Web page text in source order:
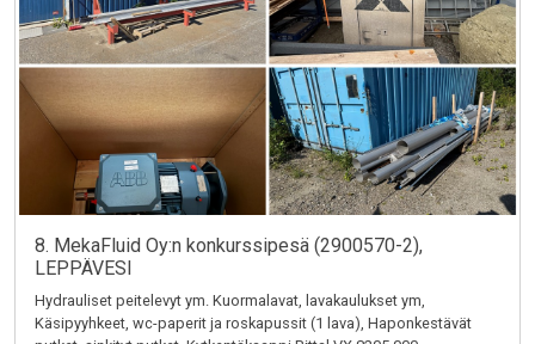
8. MekaFluid Oy:n konkurssipesä (2900570-2),
LEPPÄVESI
Hydrauliset peitelevyt ym. Kuormalavat, lavakaulukset ym,
Käsipyyhkeet, wc-paperit ja roskapussit (1 lava), Haponkestävät